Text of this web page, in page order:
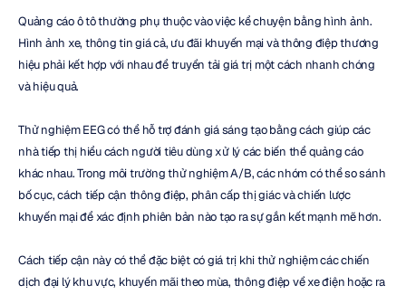
Quảng cáo ô tô thường phụ thuộc vào việc kể chuyện bằng hình ảnh.
Hình ảnh xe, thông tin giá cả, ưu đãi khuyến mại và thông điệp thương
hiệu phải kết hợp với nhau để truyền tải giá trị một cách nhanh chóng
và hiệu quả.
Thử nghiệm EEG có thể hỗ trợ đánh giá sáng tạo bằng cách giúp các
nhà tiếp thị hiểu cách người tiêu dùng xử lý các biến thể quảng cáo
khác nhau. Trong môi trường thử nghiệm A/B, các nhóm có thể so sánh
bố cục, cách tiếp cận thông điệp, phân cấp thị giác và chiến lược
khuyến mại để xác định phiên bản nào tạo ra sự gắn kết mạnh mẽ hơn.
Cách tiếp cận này có thể đặc biệt có giá trị khi thử nghiệm các chiến
dịch đại lý khu vực, khuyến mãi theo mùa, thông điệp về xe điện hoặc ra